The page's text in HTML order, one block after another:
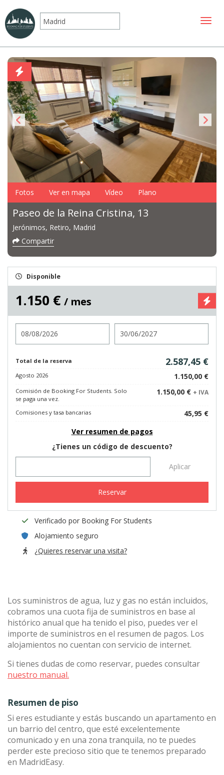
Fotos Ver en mapa Vídeo Plano
Paseo de la Reina Cristina, 13
Jerónimos, Retiro, Madrid
Compartir
Disponible
1.150 € / mes
Total de la reserva 2.587,45 €
Agosto 2026 1.150,00 €
Comisión de Booking For Students. Solo
se paga una vez.
1.150,00 € + IVA
Comisiones y tasa bancarias
45,95 €
Ver resumen de pagos
¿Tienes un código de descuento?
Aplicar
Reservar
Verificado por Booking For Students
Alojamiento seguro
¿Quieres reservar una visita?
Los suministros de agua, luz y gas no están incluidos,
cobramos una cuota fija de suministros en base al
histórico anual que ha tenido el piso, puedes ver el
importe de suministros en el resumen de pagos. Los
alojamientos no cuentan con servicio de internet.
Si tienes dudas de como reservar, puedes consultar
nuestro manual.
Resumen de piso
Si eres estudiante y estás buscando un apartamento en
un barrio del centro, que esté excelentemente
comunicado y en una zona tranquila, no te puedes
perder este precioso sitio que te tenemos preparado
en MadridEasy.